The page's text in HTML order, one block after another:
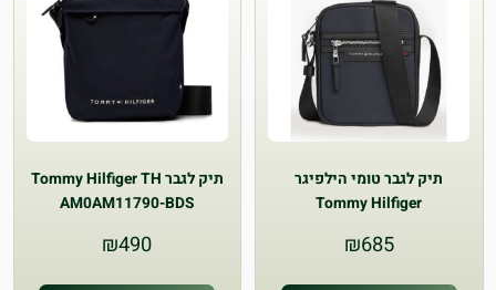
תיק לגבר טומי הילפיגר
Tommy Hilfiger
₪685
תיק לגבר Tommy Hilfiger TH
AM0AM11790-BDS
₪490